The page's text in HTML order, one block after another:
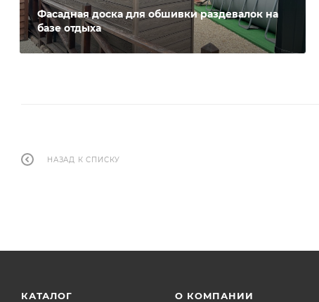
Фасадная доска для обшивки раздевалок на
базе отдыха
НАЗАД К СПИСКУ
КАТАЛОГ О КОМПАНИИ